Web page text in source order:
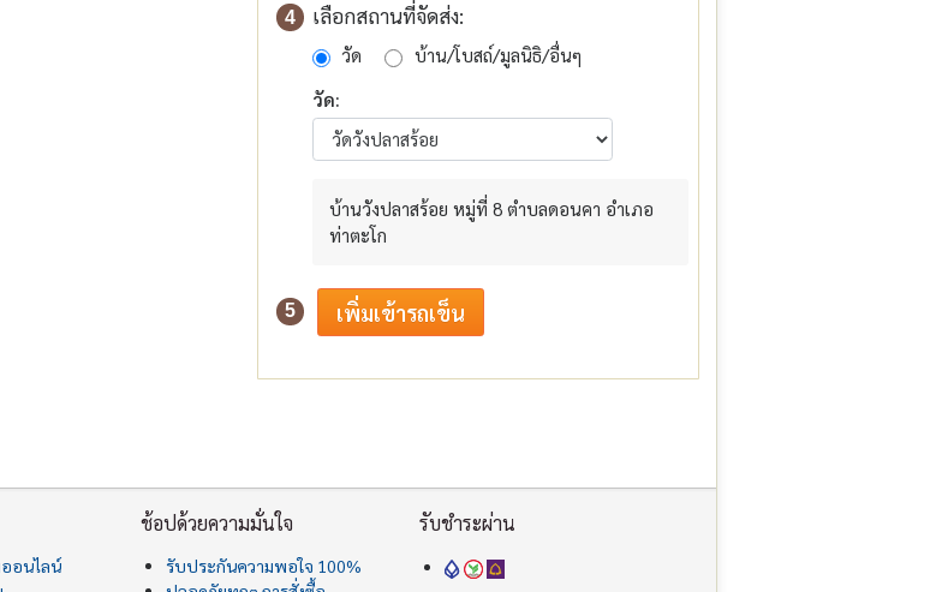
4 เลือกสถานที่จัดส่ง:
วัด
บ้าน/โบสถ์/มูลนิธิ/อื่นๆ
วัด:
บ้านวังปลาสร้อย หมู่ที่ 8 ตำบลดอนคา อำเภอ
ท่าตะโก
5
อนไลน์
ช้อปด้วยความมั่นใจ
รับประกันความพอใจ 100%
รับชำระผ่าน